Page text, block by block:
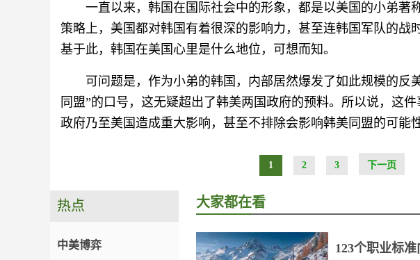
一直以来，韩国在国际社会中的形象，都是以美国的小弟著
策略上，美国都对韩国有着很深的影响力，甚至连韩国军队的战
基于此，韩国在美国心里是什么地位，可想而知。
可问题是，作为小弟的韩国，内部居然爆发了如此规模的反
同盟”的口号，这无疑超出了韩美两国政府的预料。所以说，这
政府乃至美国造成重大影响，甚至不排除会影响韩美同盟的可能性
1 2 3 下一页
热点
中美博弈
大家都在看
123个职业标